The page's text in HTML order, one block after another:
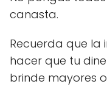
canasta.
Recuerda que la
hacer que tu
brinde mayores